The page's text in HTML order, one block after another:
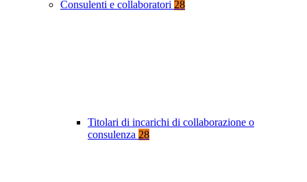
Consulenti e collaboratori 28
Titolari di incarichi di collaborazione o
consulenza 28